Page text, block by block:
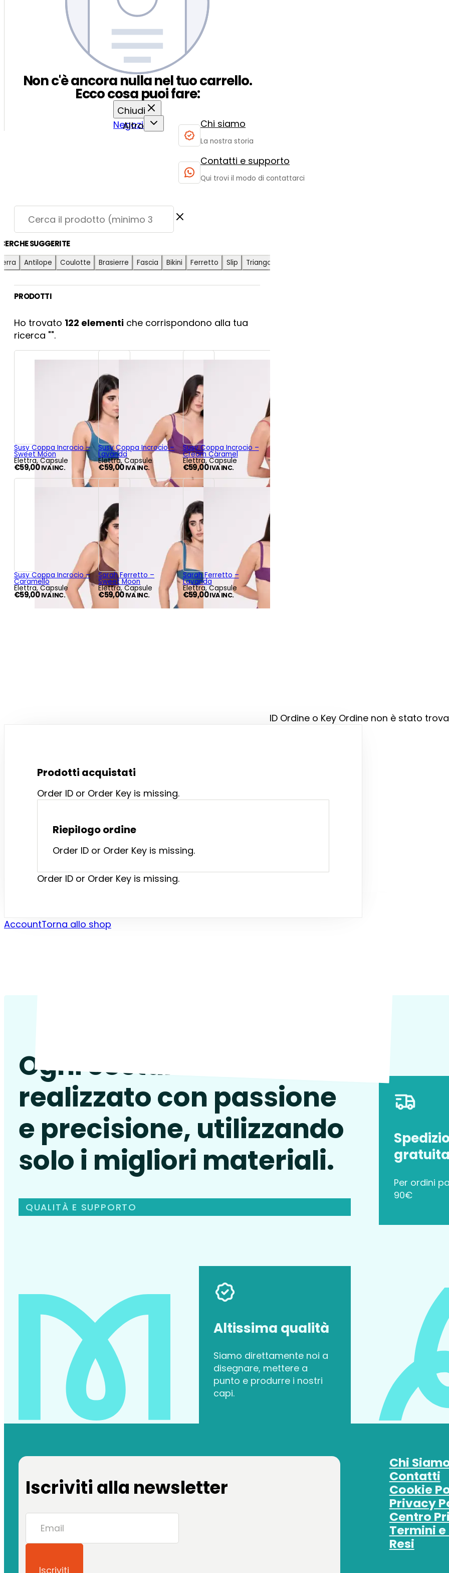
Altro Chi siamo
La nostra storia
Contatti e supporto
Qui trovi il modo di contattarci
Non c'è ancora nulla nel tuo carrello.
Ecco cosa puoi fare:
Chiudi
Negozio
SUGGERITE
Antilope Coulotte Brasierre Fascia Bikini Ferretto Slip Triangolo
PRODOTTI
Ho trovato 122 elementiche corrispondono alla tua
ricerca "".
Susy Coppa Incrocio –
Sweet Moon
Elettra, Capsule
€59,00 IVA INC.
Susy Coppa Incrocio –
Lavanda
Elettra, Capsule
€59,00IVA INC.
Susy Coppa Incrocio –
Cream Caramel
Elettra, Capsule
€59,00IVA INC.
Susy Coppa Incrocio –
Caramello
Elettra, Capsule
€59,00 IVA INC.
Sarah Ferretto –
Sweet Moon
Elettra, Capsule
€59,00IVA INC.
Sarah Ferretto –
Lavanda
Elettra, Capsule
€59,00IVA INC.
ID Ordine o Key Ordine non è stato
Prodotti acquistati
Order ID or Order Key is missing.
Riepilogo ordine
Order ID or Order Key is missing.
Order ID or Order Key is missing.
AccountTorna allo shop
Ogni costume è
realizzato con passione
e precisione, utilizzando
solo i migliori materiali.
QUALITÀ E SUPPORTO
Per ordini
90€
Altissima qualità
Siamo direttamente noi a
disegnare, mettere a
punto e produrre i nostri
capi.
Iscriviti alla newsletter
Iscriviti
Chi
Contatti
Cookie
Privacy
Centro
Termini
Resi